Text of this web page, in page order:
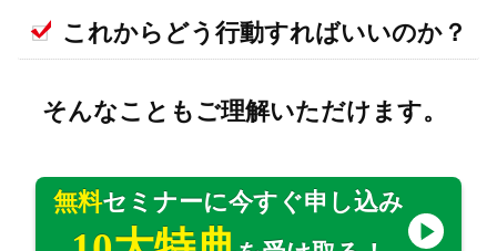
これからどう行動すればいいのか？
そんなこともご理解いただけます。
無料セミナーに今すぐ申し込み